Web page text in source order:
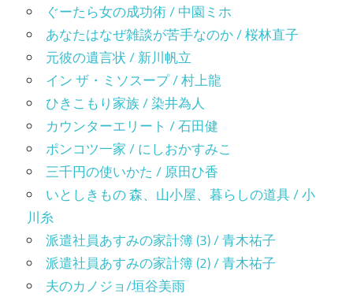
ぐーたら女の成功術 / 中園ミホ
あなたはなぜ雑談が苦手なのか / 桜林直子
元彼の遺言状 / 新川帆立
イン ザ・ミソスープ / 村上龍
ひきこもり家族 / 染井為人
カウンターエリート / 石田健
ポンコツ一家 / にしおかすみこ
三千円の使いかた / 原田ひ香
いとしきもの 森、山小屋、暮らしの道具 / 小
川糸
派遣社員あすみの家計簿 (3) / 青木祐子
派遣社員あすみの家計簿 (2) / 青木祐子
夫のカノジョ/垣谷美雨